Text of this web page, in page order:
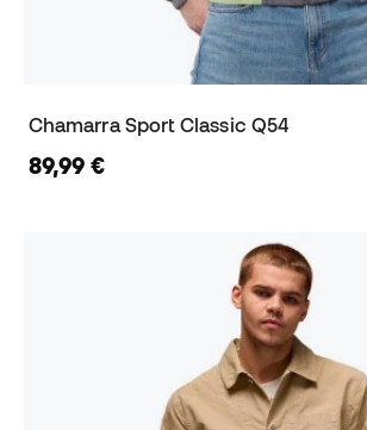
Chamarra Sport Classic Q54
89,99 €